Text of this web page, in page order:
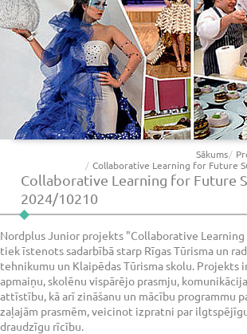
Sākums
Collaborative Learning for Future
Collaborative Learning for Future
2024/10210
Nordplus Junior projekts "Collaborative Learning
tiek īstenots sadarbībā starp Rīgas Tūrisma un
tehnikumu un Klaipēdas Tūrisma skolu. Projekts
apmaiņu, skolēnu vispārējo prasmju,
attīstību, kā arī zināšanu un mācību programmu
zaļajām prasmēm, veicinot izpratni par
draudzīgu rīcību.